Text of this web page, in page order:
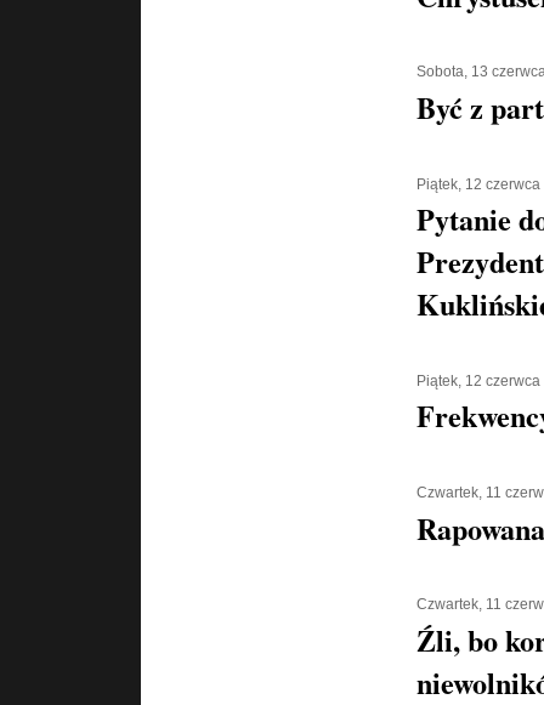
Sobota, 13
Być z
Piątek, 12
Pytanie
Piątek, 12
Czwartek, 11
Czwartek, 11
Źli, bo